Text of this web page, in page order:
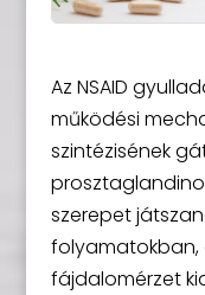
Az NSAID
működési
szintézisének
szerepet
folyamatokban,
fájdalomérzet